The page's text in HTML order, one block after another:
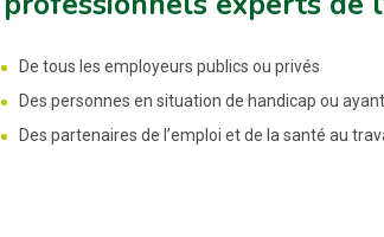
De tous les employeurs publics ou privés
Des personnes en situation de handicap ou
Des partenaires de l’emploi et de la santé au